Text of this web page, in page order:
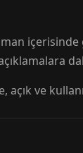
ve